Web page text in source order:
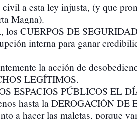
a esta ley injusta, (y que
Magna).
los CUERPOS DE
interna para ganar
la acción de
LEGÍTIMOS.
ESPACIOS PÚBLICOS EL
hasta la DEROGACIÓN DE
a hacer las maletas, porque